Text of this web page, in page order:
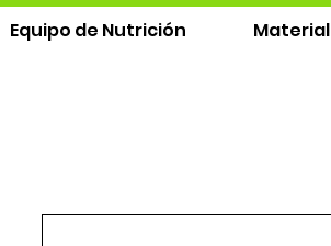
Equipo de Nutrición